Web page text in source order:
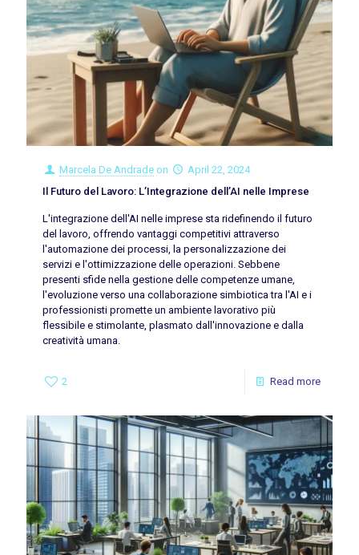
Marcela De Andrade on
April 22, 2024
Il Futuro del Lavoro: L’Integrazione dell’AI nelle Imprese
L'integrazione dell'AI nelle imprese sta ridefinendo il futuro
del lavoro, offrendo vantaggi competitivi attraverso
l'automazione dei processi, la personalizzazione dei
servizi e l'ottimizzazione delle operazioni. Sebbene
presenti sfide nella gestione delle competenze umane,
l'evoluzione verso una collaborazione simbiotica tra l'AI e i
professionisti promette un ambiente lavorativo più
flessibile e stimolante, plasmato dall'innovazione e dalla
creatività umana.
2 Read more